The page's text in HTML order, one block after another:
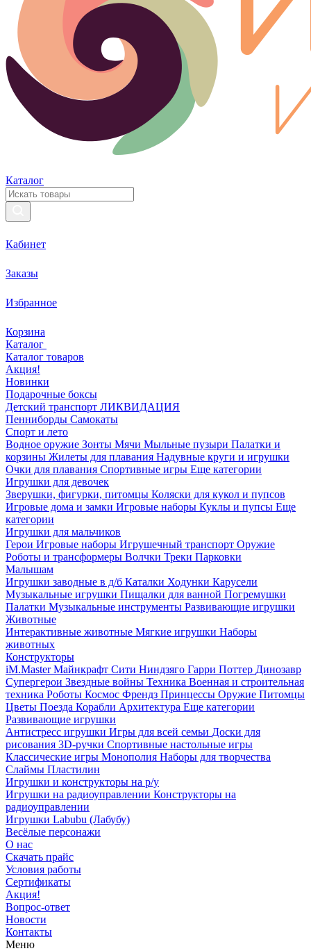
Каталог
Кабинет
Заказы
Избранное
Корзина
Каталог
Каталог товаров
Акция!
Новинки
Подарочные боксы
Детский транспорт ЛИКВИДАЦИЯ
Пенниборды Самокаты
Спорт и лето
Водное оружие Зонты Мячи Мыльные пузыри Палатки и
корзины Жилеты для плавания Надувные круги и игрушки
Очки для плавания Спортивные игры Еще категории
Игрушки для девочек
Зверушки, фигурки, питомцы Коляски для кукол и пупсов
Игровые дома и замки Игровые наборы Куклы и пупсы Еще
категории
Игрушки для мальчиков
Герои Игровые наборы Игрушечный транспорт Оружие
Роботы и трансформеры Волчки Треки Парковки
Малышам
Игрушки заводные в д/б Каталки Ходунки Карусели
Музыкальные игрушки Пищалки для ванной Погремушки
Палатки Музыкальные инструменты Развивающие игрушки
Животные
Интерактивные животные Мягкие игрушки Наборы
животных
Конструкторы
iM.Master Майнкрафт Сити Ниндзяго Гарри Поттер Динозавр
Супергерои Звездные войны Техника Военная и строительная
техника Роботы Космос Френдз Принцессы Оружие Питомцы
Цветы Поезда Корабли Архитектура Еще категории
Развивающие игрушки
Антистресс игрушки Игры для всей семьи Доски для
рисования 3D-ручки Спортивные настольные игры
Классические игры Монополия Наборы для творчества
Слаймы Пластилин
Игрушки и конструкторы на р/у
Игрушки на радиоуправлении Конструкторы на
радиоуправлении
Игрушки Labubu (Лабубу)
Весёлые персонажи
О нас
Скачать прайс
Условия работы
Сертификаты
Акция!
Вопрос-ответ
Новости
Контакты
Меню